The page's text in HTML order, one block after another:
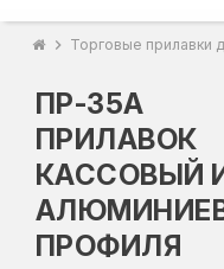
chevron_right Торговые прилавки
ПР-35А
ПРИЛАВОК
КАССОВЫЙ
ПРОФИЛЯ